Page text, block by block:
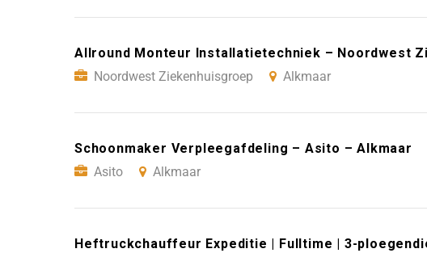
Allround Monteur Installatietechniek – Noordwest
Noordwest Ziekenhuisgroep
Alkmaar
Schoonmaker Verpleegafdeling – Asito – Alkmaar
Asito
Alkmaar
Heftruckchauffeur Expeditie | Fulltime | 3-